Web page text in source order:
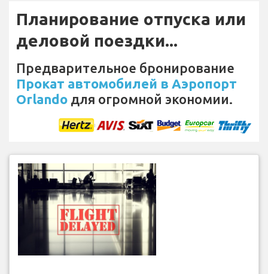
Планирование отпуска или
деловой поездки...
Предварительное бронирование
Прокат автомобилей в Аэропорт
Orlando для огромной экономии.